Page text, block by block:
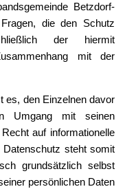
Betzdorf-
die den Schutz
der hiermit
mit der
es, den Einzelnen davor
Umgang mit seinen
auf informationelle
Datenschutz steht somit
grundsätzlich selbst
persönlichen Daten